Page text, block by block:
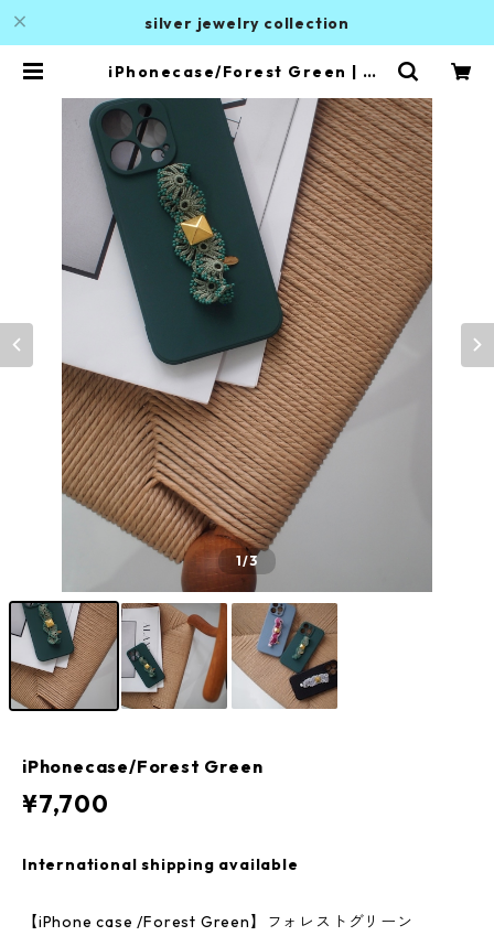
silver jewelry collection
iPhonecase/Forest Green | AL
1/3
iPhonecase/Forest Green
¥7,700
International shipping available
【iPhone case /Forest Green】フォレストグリーン